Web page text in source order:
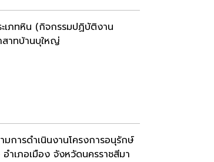
เภทหิน (กิจกรรมปฏิบัติงาน
สาทบ้านบุใหญ่
การดำเนินงานโครงการอนุรักษ์
ำเภอเมือง จังหวัดนครราชสีมา